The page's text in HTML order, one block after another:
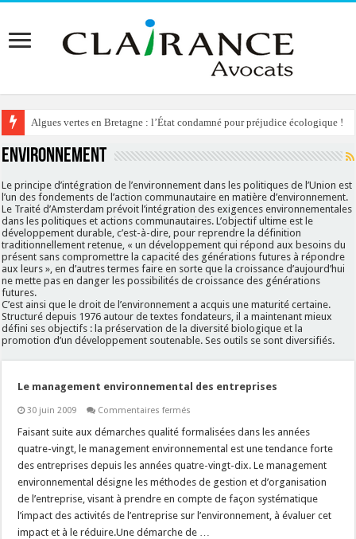
Algues vertes en Bretagne : l’État condamné pour préjudice écologique !
ENVIRONNEMENT
Le principe d’intégration de l’environnement dans les politiques de l’Union est
l’un des fondements de l’action communautaire en matière d’environnement.
Le Traité d’Amsterdam prévoit l’intégration des exigences environnementales
dans les politiques et actions communautaires. L’objectif ultime est le
développement durable, c’est-à-dire, pour reprendre la définition
traditionnellement retenue, « un développement qui répond aux besoins du
présent sans compromettre la capacité des générations futures à répondre
aux leurs », en d’autres termes faire en sorte que la croissance d’aujourd’hui
ne mette pas en danger les possibilités de croissance des générations
futures.
C’est ainsi que le droit de l’environnement a acquis une maturité certaine.
Structuré depuis 1976 autour de textes fondateurs, il a maintenant mieux
défini ses objectifs : la préservation de la diversité biologique et la
promotion d’un développement soutenable. Ses outils se sont diversifiés.
Le management environnemental des entreprises
30 juin 2009 Commentaires fermés
management
des
entreprises
Faisant suite aux démarches qualité formalisées dans les années
quatre-vingt, le management environnemental est une tendance forte
des entreprises depuis les années quatre-vingt-dix. Le management
environnemental désigne les méthodes de gestion et d’organisation
de l’entreprise, visant à prendre en compte de façon systématique
l’impact des activités de l’entreprise sur l’environnement, à évaluer cet
impact et à le réduire.Une démarche de …